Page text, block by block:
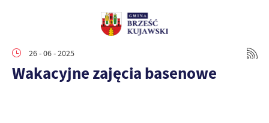
26 - 06 - 2025
Wakacyjne zajęcia basenowe